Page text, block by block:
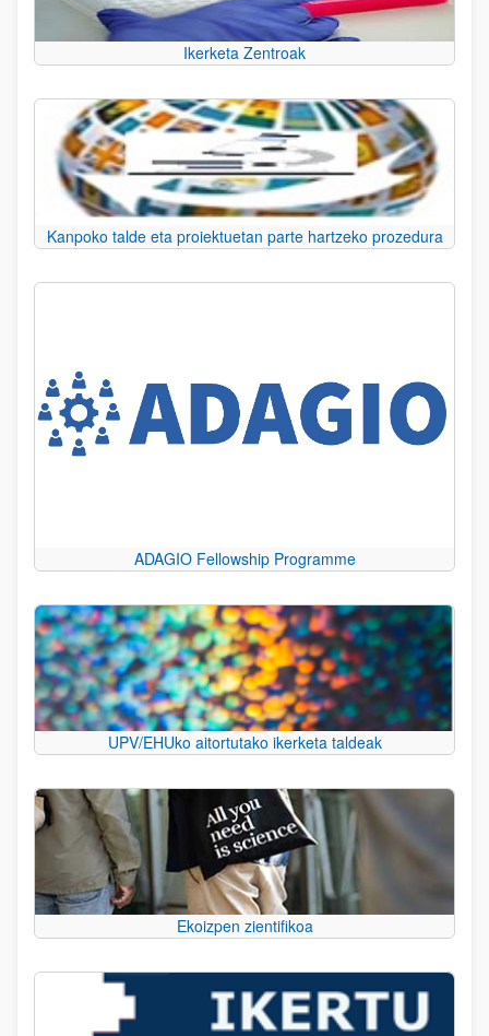
Ikerketa Zentroak
Kanpoko talde eta proiektuetan parte hartzeko prozedura
ADAGIO Fellowship Programme
UPV/EHUko aitortutako ikerketa taldeak
Ekoizpen zientifikoa